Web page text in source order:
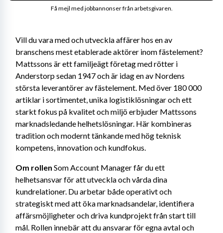
Vill du vara med och utveckla affärer hos en av
branschens mest etablerade aktörer inom fästelement?
Mattssons är ett familjeägt företag med rötter i
Anderstorp sedan 1947 och är idag en av Nordens
största leverantörer av fästelement. Med över 180 000
artiklar i sortimentet, unika logistiklösningar och ett
starkt fokus på kvalitet och miljö erbjuder Mattssons
marknadsledande helhetslösningar. Här kombineras
tradition och modernt tänkande med hög teknisk
kompetens, innovation och kundfokus.
Om rollen Som Account Manager får du ett
helhetsansvar för att utveckla och vårda dina
kundrelationer. Du arbetar både operativt och
strategiskt med att öka marknadsandelar, identifiera
affärsmöjligheter och driva kundprojekt från start till
mål. Rollen innebär att du ansvarar för egna avtal och
Få mejl med jobbannonser från arbetsgivaren.